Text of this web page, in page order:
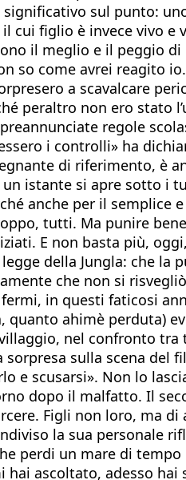
significativo sul punto:
cui figlio è invece vivo
il meglio e il peggio
so come avrei reagito
a scavalcare
peraltro non ero stato
regole
i controlli» ha
di riferimento, è
istante si apre sotto i
anche per il semplice
tutti. Ma punire
E non basta più,
legge della Jungla: che
che non si
in questi faticosi
ahimè perduta)
nel confronto
sulla scena
e scusarsi». Non lo
dopo il malfatto. Il
Figli non loro, ma
la sua personale
perdi un mare di
ascoltato, adesso